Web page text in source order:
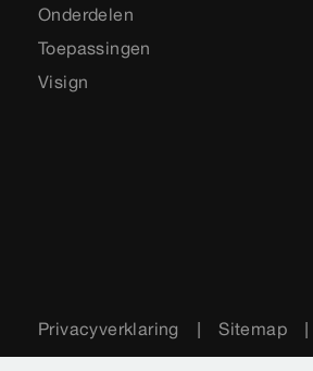
Onderdelen
Toepassingen
Visign
Privacyverklaring Sitemap